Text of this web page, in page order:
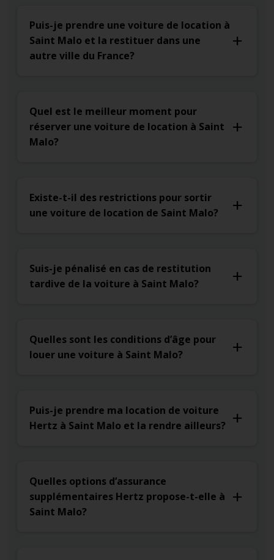
Puis-je prendre une voiture de location à
Saint Malo et la restituer dans une
autre ville du France?
Quel est le meilleur moment pour
réserver une voiture de location à Saint
Malo?
Existe-t-il des restrictions pour sortir
une voiture de location de Saint Malo?
Suis-je pénalisé en cas de restitution
tardive de la voiture à Saint Malo?
Quelles sont les conditions d’âge pour
louer une voiture à Saint Malo?
Puis-je prendre ma location de voiture
Hertz à Saint Malo et la rendre ailleurs?
Quelles options d’assurance
supplémentaires Hertz propose-t-elle à
Saint Malo?